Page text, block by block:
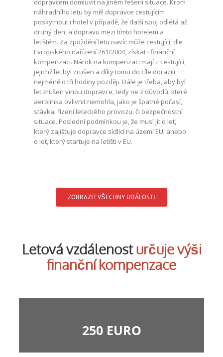
dopravcem domluvit na jiném řešení situace. Krom
náhradního letu by měl dopravce cestujícím
poskytnout i hotel v případě, že další spoj odlétá až
druhý den, a dopravu mezi tímto hotelem a
letištěm. Za zpoždění letu navíc může cestující, dle
Evropského nařízení 261/2004, získat i finanční
kompenzaci. Nárok na kompenzaci mají ti cestující,
jejichž let byl zrušen a díky tomu do cíle dorazili
nejméně o tři hodiny později. Dále je třeba, aby byl
let zrušen vinou dopravce, tedy ne z důvodů, které
aerolinka ovlivnit nemohla, jako je špatné počasí,
stávka, řízení leteckého provozu, či bezpečnostní
situace. Poslední podmínkou je, že musí jít o let,
který zajišťuje dopravce sídlící na území EU, anebo
o let, který startuje na letišti v EU.
ZOBRAZIT VŠECHNY UDÁLOSTI
Letová vzdálenosturčuje výši
finanční kompenzace
250 EURO